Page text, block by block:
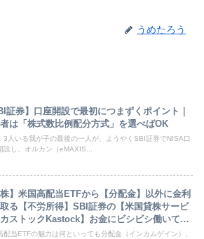
うめたろう
証券】口座開設で最初につまずくポイント｜
は「株式数比例配分方式」を選べばOK
3人いる我が子の最後の一人が、ようやくSBI証券でNISA口
設し、オルカン（eMAXIS...
株】米国高配当ETFから【分配金】以外に金利
る【不労所得】SBI証券の【米国貸株サービ
ストックKastock】お金にビシビシ働いても
貸株とは？ 投資初心者
配当ETFの魅力は何といっても分配金（インカムゲイン）、